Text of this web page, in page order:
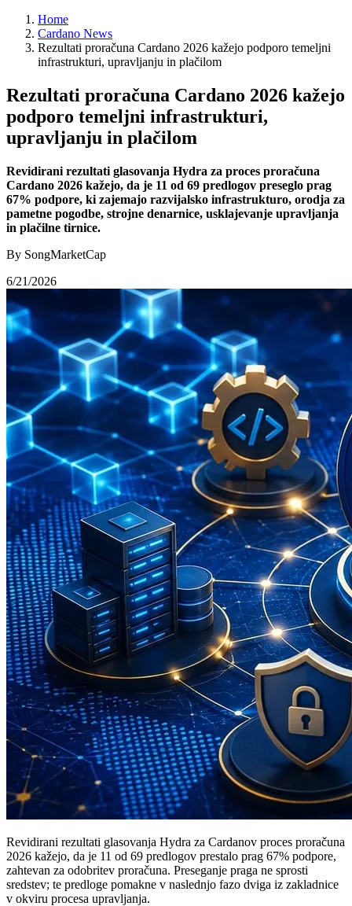
Home
Cardano News
Rezultati proračuna Cardano 2026 kažejo podporo temeljni
infrastrukturi, upravljanju in plačilom
Rezultati proračuna Cardano 2026 kažejo
podporo temeljni infrastrukturi,
upravljanju in plačilom
Revidirani rezultati glasovanja Hydra za proces proračuna
Cardano 2026 kažejo, da je 11 od 69 predlogov preseglo prag
67% podpore, ki zajemajo razvijalsko infrastrukturo, orodja za
pametne pogodbe, strojne denarnice, usklajevanje upravljanja
in plačilne tirnice.
By SongMarketCap
6/21/2026
Revidirani rezultati glasovanja Hydra za Cardanov proces proračuna
2026 kažejo, da je 11 od 69 predlogov prestalo prag 67% podpore,
zahtevan za odobritev proračuna. Preseganje praga ne sprosti
sredstev; te predloge pomakne v naslednjo fazo dviga iz zakladnice
v okviru procesa upravljanja.